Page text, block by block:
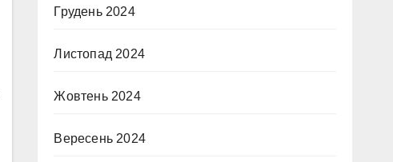
Грудень 2024
Листопад 2024
Жовтень 2024
Вересень 2024